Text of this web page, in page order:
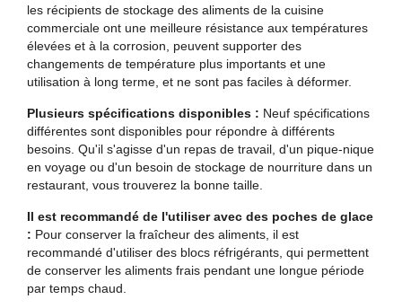
les récipients de stockage des aliments de la cuisine
commerciale ont une meilleure résistance aux températures
élevées et à la corrosion, peuvent supporter des
changements de température plus importants et une
utilisation à long terme, et ne sont pas faciles à déformer.
Plusieurs spécifications disponibles : Neuf spécifications
différentes sont disponibles pour répondre à différents
besoins. Qu'il s'agisse d'un repas de travail, d'un pique-nique
en voyage ou d'un besoin de stockage de nourriture dans un
restaurant, vous trouverez la bonne taille.
Il est recommandé de l'utiliser avec des poches de glace
: Pour conserver la fraîcheur des aliments, il est
recommandé d'utiliser des blocs réfrigérants, qui permettent
de conserver les aliments frais pendant une longue période
par temps chaud.